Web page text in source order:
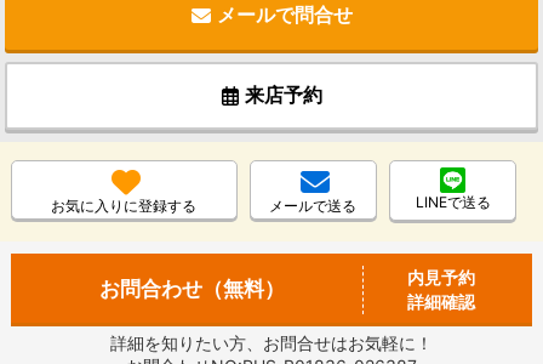
メールで問合せ
来店予約
お気に入りに登録する メールで送る LINEで送る
お問合わせ（無料）
内見予約
詳細確認
詳細を知りたい方、お問合せはお気軽に！